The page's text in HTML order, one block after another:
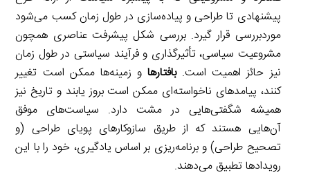
پیشنهادی تا طراحی و پیاده‌سازی در طول زمان کسب می‌شود
موردبررسی قرار گیرد. بررسی شکل پیشرفت عناصری همچون
مشروعیت سیاسی، تأثیرگذاری و فرآیند سیاستی در طول زمان
نیز حائز اهمیت است.بافتارهاو زمینه‌ها ممکن است تغییر
کنند، پیامدهای ناخواسته‌ای ممکن است بروز یابند و تاریخ نیز
همیشه شگفتی‌هایی در مشت دارد. سیاست‌های موفق
آن‌هایی هستند که از طریق سازوکارهای پویای طراحی (و
تصحیح طراحی) و برنامه‌ریزی بر اساس یادگیری، خود را با این
رویدادها تطبیق می‌دهند.